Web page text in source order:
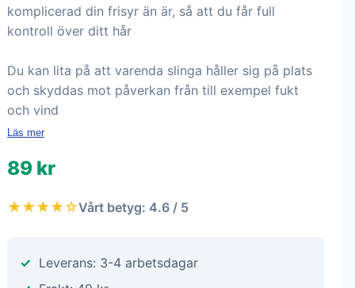
komplicerad din frisyr än är, så att du får full
kontroll över ditt hår
Du kan lita på att varenda slinga håller sig på plats
och skyddas mot påverkan från till exempel fukt
och vind
Läs mer
89 kr
★★★★☆Vårt betyg: 4.6 / 5
Leverans: 3-4 arbetsdagar